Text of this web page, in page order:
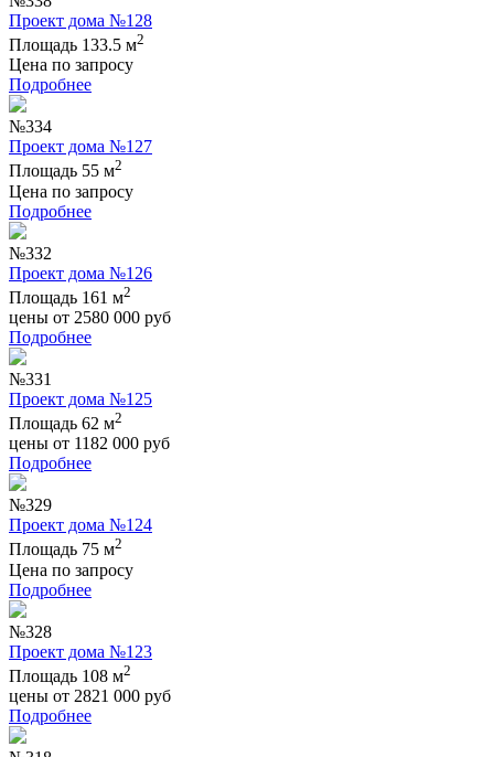
Проект дома №128
Площадь 133.5 м2
Цена по запросу
Подробнее
№334
Проект дома №127
Площадь 55 м2
Цена по запросу
Подробнее
№332
Проект дома №126
Площадь 161 м2
цены от 2580 000 руб
Подробнее
№331
Проект дома №125
Площадь 62 м2
цены от 1182 000 руб
Подробнее
№329
Проект дома №124
Площадь 75 м2
Цена по запросу
Подробнее
№328
Проект дома №123
Площадь 108 м2
цены от 2821 000 руб
Подробнее